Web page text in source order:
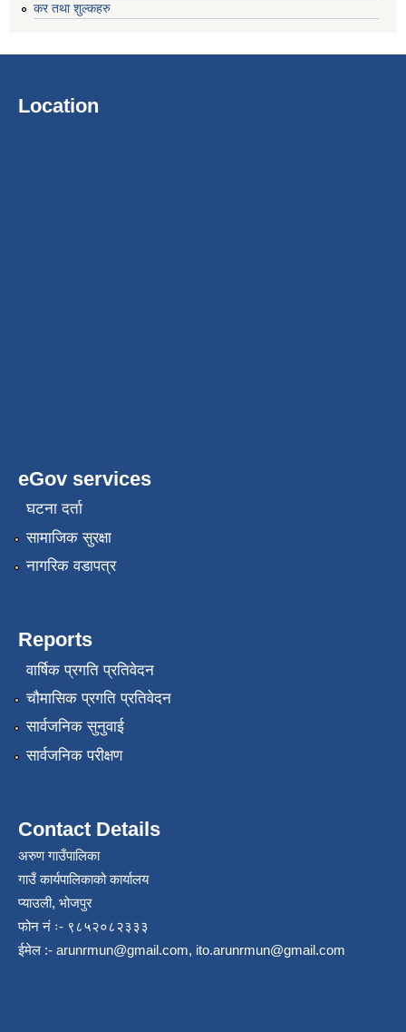
कर तथा शुल्कहरु
Location
eGov services
घटना दर्ता
सामाजिक सुरक्षा
नागरिक वडापत्र
Reports
वार्षिक प्रगति प्रतिवेदन
चौमासिक प्रगति प्रतिवेदन
सार्वजनिक सुनुवाई
सार्वजनिक परीक्षण
Contact Details
अरुण गाउँपालिका
गाउँ कार्यपालिकाको कार्यालय
प्याउली, भोजपुर
फोन नं ः- ९८५२०८२३३३
ईमेल :- arunrmun@gmail.com, ito.arunrmun@gmail.com